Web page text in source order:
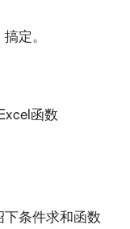
定。
条件求和函数